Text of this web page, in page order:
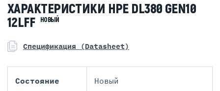
ХАРАКТЕРИСТИКИ HPE DL380 GEN10
12LFF
НОВЫЙ
Спецификация (Datasheet)
Состояние Новый